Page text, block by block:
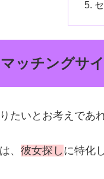
ッチングサ
たいとお考えであれ
、 彼女探し に特化